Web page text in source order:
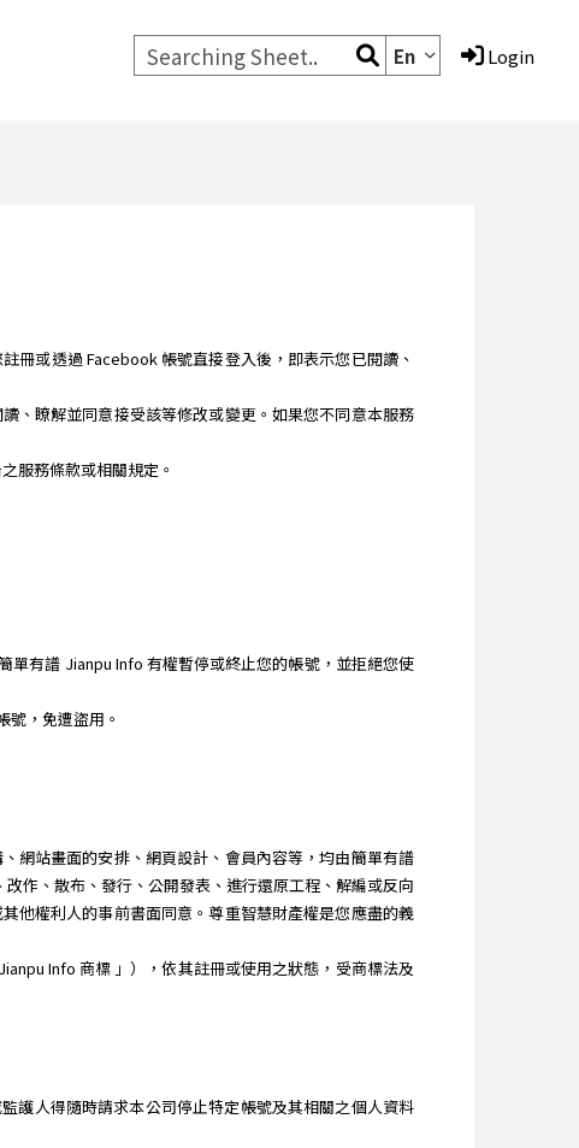
En Login
冊或透過 Facebook 帳號直接登入後，即表示您已閱讀、
、瞭解並同意接受該等修改或變更。如果您不同意本服務
服務條款或相關規定。
單有譜 Jianpu Info 有權暫停或終止您的帳號，並拒絕您使
，免遭盜用。
網站畫面的安排、網頁設計、會員內容等，均由簡單有譜
作、散布、發行、公開發表、進行還原工程、解編或反向
他權利人的事前書面同意。尊重智慧財產權是您應盡的義
Info 商標 」），依其註冊或使用之狀態，受商標法及
護人得隨時請求本公司停止特定帳號及其相關之個人資料